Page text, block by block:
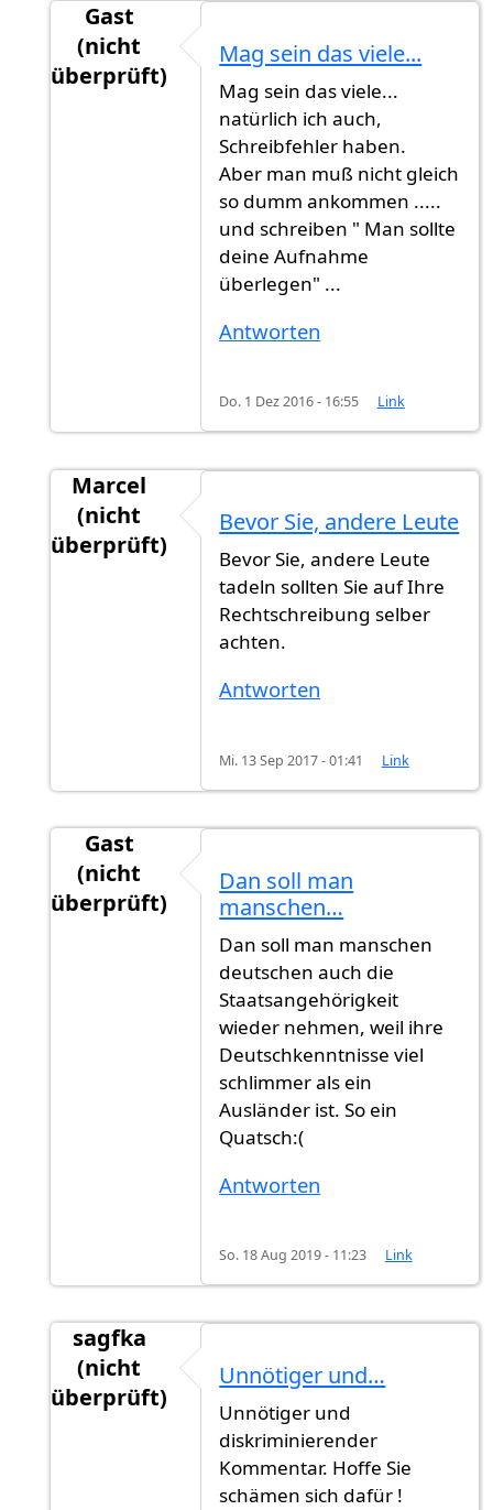
Gast
(nicht
überprüft)
Jahr schreibt man groß. Man
Mag sein das viele...
Mag sein das viele...
natürlich ich auch,
Schreibfehler haben.
Aber man muß nicht gleich
so dumm ankommen .....
und schreiben " Man sollte
deine Aufnahme
überlegen" ...
Antworten
Do. 1 Dez 2016 - 16:55 Link
Marcel
(nicht
überprüft)
Jahr schreibt man groß. Man
Bevor Sie, andere Leute
Bevor Sie, andere Leute
tadeln sollten Sie auf Ihre
Rechtschreibung selber
achten.
Antworten
Mi. 13 Sep 2017 - 01:41 Link
Gast
(nicht
überprüft)
Dan soll man
manschen…
Dan soll man manschen
deutschen auch die
Staatsangehörigkeit
wieder nehmen, weil ihre
Deutschkenntnisse viel
schlimmer als ein
Ausländer ist. So ein
Quatsch:(
Antworten
So. 18 Aug 2019 - 11:23 Link
sagfka
(nicht
überprüft)
Jahr schreibt man groß. Man
Unnötiger und…
Unnötiger und
diskriminierender
Kommentar. Hoffe Sie
schämen sich dafür !